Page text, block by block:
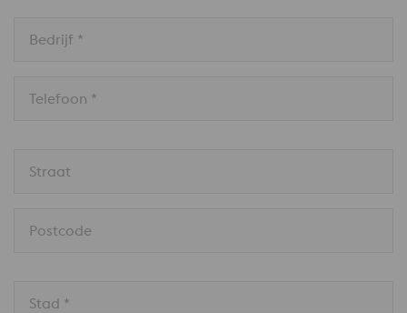
Bedrijf *
Telefoon *
Straat
Postcode
Stad *